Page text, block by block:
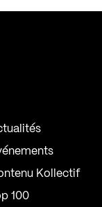
Kollectif
100